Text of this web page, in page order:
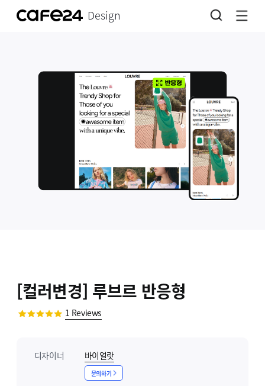
Design
[컬러변경] 루브르 반응형
1 Reviews
디자이너 바이얼랏
문의하기